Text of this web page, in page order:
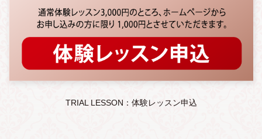
TRIAL LESSON：体験レッスン申込